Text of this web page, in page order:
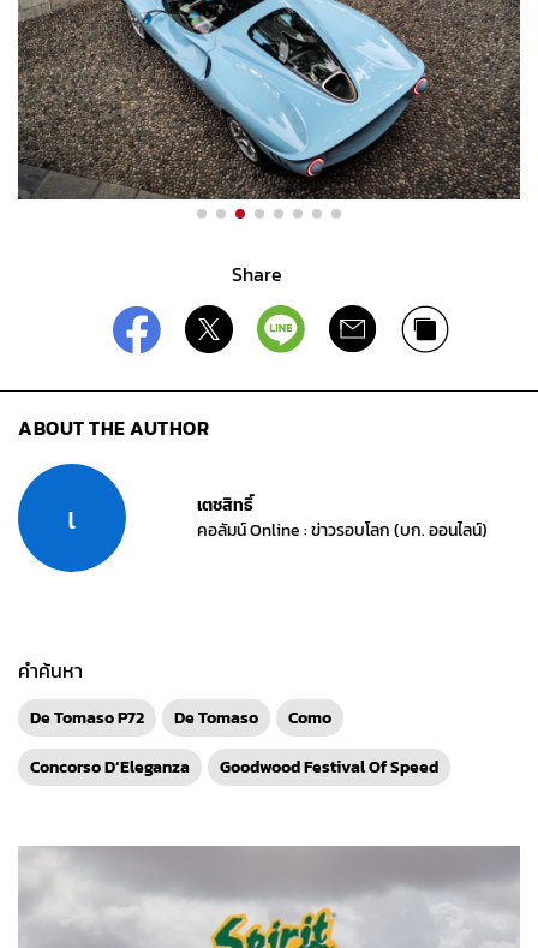
Share
ABOUT THE AUTHOR
เ
เตชสิทธิ์
คอลัมน์ Online : ข่าวรอบโลก (บก. ออนไลน์)
คำค้นหา
De Tomaso P72 De Tomaso
Como
Concorso D‘Eleganza
Goodwood Festival Of Speed